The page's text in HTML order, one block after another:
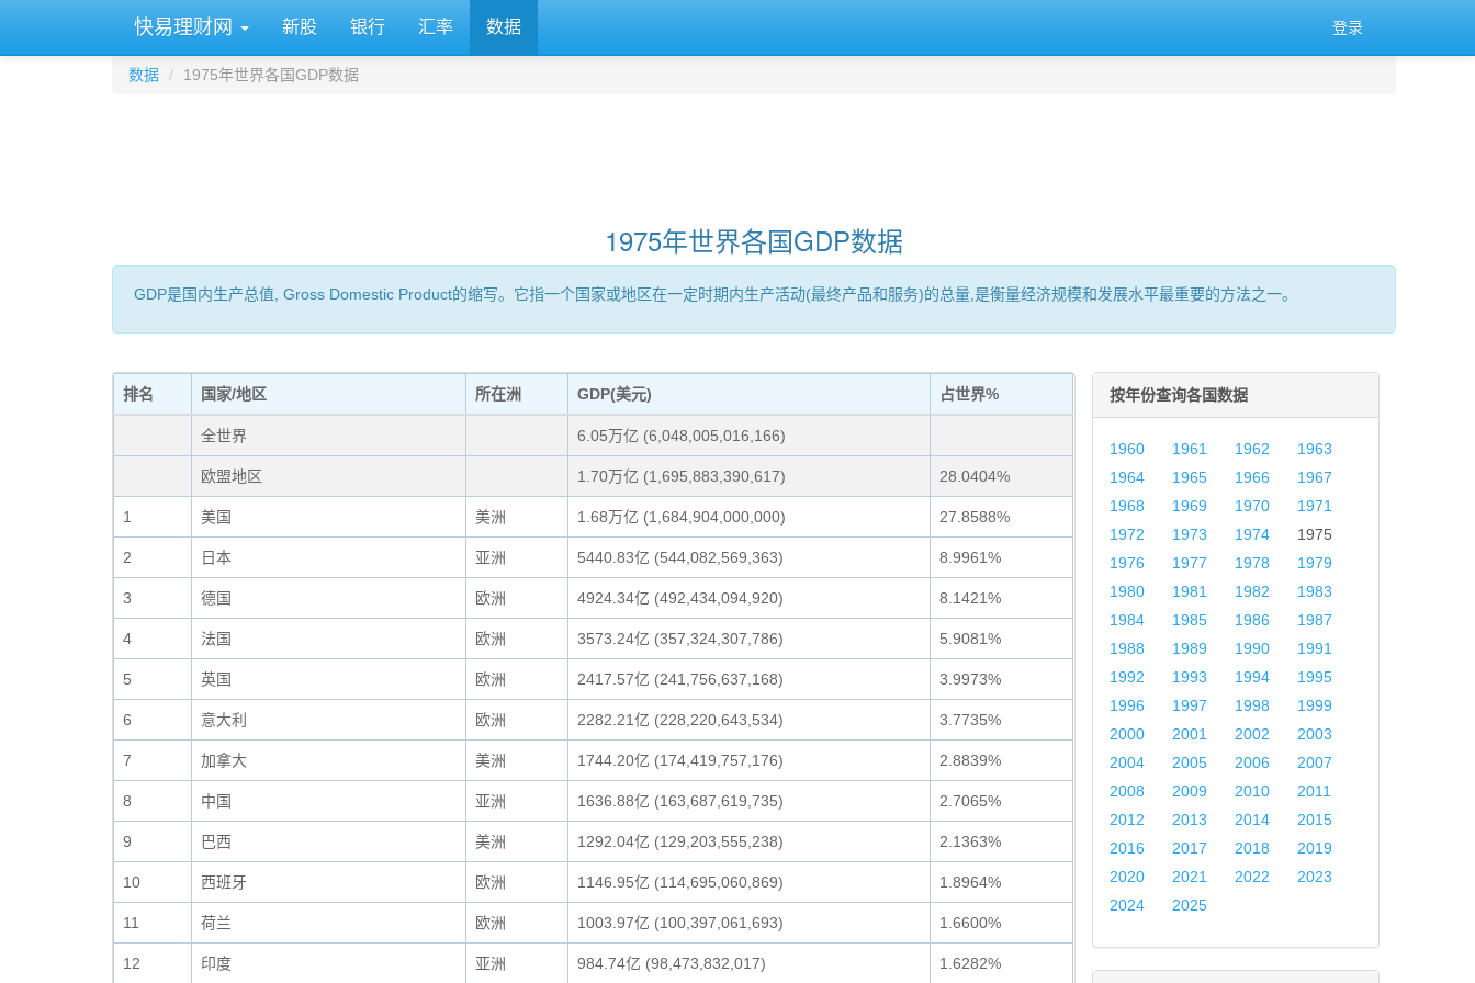
快易理财网 新股 银行 汇率 数据 登录
数据 1975年世界各国GDP数据
1975年世界各国GDP数据
GDP是国内生产总值, Gross Domestic Product的缩写。它指一个国家或地区在一定时期内生产活动(最终产品和服务)的总量,是衡量经济规模和发展水平最重要的方法之一。
排名 国家/地区 所在洲 GDP(美元) 占世界%
全世界 6.05万亿 (6,048,005,016,166)
欧盟地区 1.70万亿 (1,695,883,390,617) 28.0404%
1 美国 美洲 1.68万亿 (1,684,904,000,000) 27.8588%
2 日本 亚洲 5440.83亿 (544,082,569,363) 8.9961%
3 德国 欧洲 4924.34亿 (492,434,094,920) 8.1421%
4 法国 欧洲 3573.24亿 (357,324,307,786) 5.9081%
5 英国 欧洲 2417.57亿 (241,756,637,168) 3.9973%
6 意大利 欧洲 2282.21亿 (228,220,643,534) 3.7735%
7 加拿大 美洲 1744.20亿 (174,419,757,176) 2.8839%
8 中国 亚洲 1636.88亿 (163,687,619,735) 2.7065%
9 巴西 美洲 1292.04亿 (129,203,555,238) 2.1363%
10 西班牙 欧洲 1146.95亿 (114,695,060,869) 1.8964%
11 荷兰 欧洲 1003.97亿 (100,397,061,693) 1.6600%
12 印度 亚洲 984.74亿 (98,473,832,017) 1.6282%
按年份查询各国数据
1960 1961 1962
1963
1964
1965 1966
1967
1968
1969 1970
1971
1972
1973 1974
1975
1976
1977 1978
1979
1980
1981 1982
1983
1984
1985 1986
1987
1988
1989 1990
1991
1992
1993 1994
1995
1996
1997 1998
1999
2000
2001 2002
2003
2004
2005 2006
2007
2008
2009 2010
2011
2012
2013 2014
2015
2016
2017 2018
2019
2020
2021 2022
2023
2024
2025